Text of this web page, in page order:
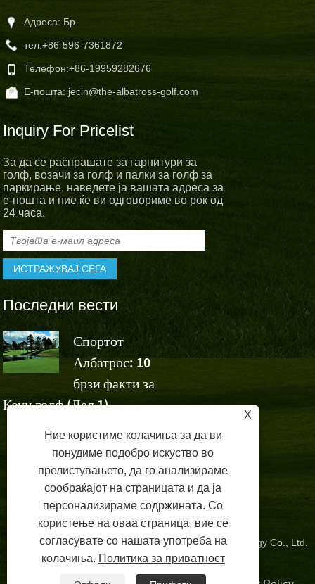
Адреса: Бр.
тел:+86-596-7361872
Телефон:+86-19959282676
Е-пошта: jecin@the-albatross-golf.com
Inquiry For Pricelist
За да се распрашате за гарнитури за
голф, возачи за голф и палки за голф за
паркирање, наведете ја вашата адреса за
е-пошта и ние ќе ви одговориме во рок од
24 часа.
Последни вести
Спортот
Албатрос: 10
брзи факти за
Коун голф (Дел 1)
Албатрос
Ашун на Volvo China
Copyright © 2024 Zhangzhou Albatross Sports Technology Co., Ltd.
Сите права се задржани.
X
Ние користиме колачиња за да ви
понудиме подобро искуство во
прелистувањето, да го анализираме
сообраќајот на страницата и да ја
персонализираме содржината. Со
користење на оваа страница, вие се
согласувате со нашата употреба на
колачиња. Политика за приватност